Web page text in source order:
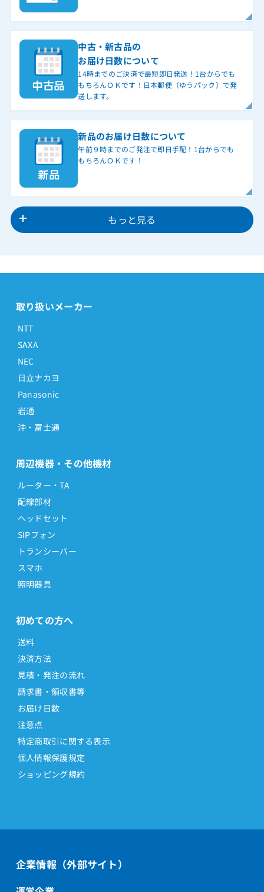
中古・新古品の
お届け日数について
14時までのご決済で最短即日発送！1台からでも
もちろんＯＫです！日本郵便（ゆうパック）で発
送します。
新品のお届け日数について
午前９時までのご発注で即日手配！1台からでも
もちろんＯＫです！
もっと見る
取り扱いメーカー
NTT
SAXA
NEC
日立ナカヨ
Panasonic
岩通
沖・富士通
周辺機器・その他機材
ルーター・TA
配線部材
ヘッドセット
SIPフォン
トランシーバー
スマホ
照明器具
初めての方へ
送料
決済方法
見積・発注の流れ
請求書・領収書等
お届け日数
注意点
特定商取引に関する表示
個人情報保護規定
ショッピング規約
企業情報（外部サイト）